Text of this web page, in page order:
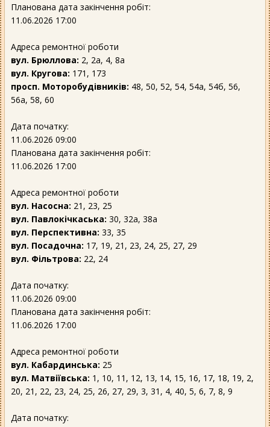
Планована дата закінчення робіт:
11.06.2026 17:00
Адреса ремонтної роботи
вул. Брюллова: 2, 2а, 4, 8а
вул. Кругова: 171, 173
просп. Моторобудівників: 48, 50, 52, 54, 54а, 54б, 56,
56а, 58, 60
Дата початку:
11.06.2026 09:00
Планована дата закінчення робіт:
11.06.2026 17:00
Адреса ремонтної роботи
вул. Насосна: 21, 23, 25
вул. Павлокічкаська: 30, 32а, 38а
вул. Перспективна: 33, 35
вул. Посадочна: 17, 19, 21, 23, 24, 25, 27, 29
вул. Фільтрова: 22, 24
Дата початку:
11.06.2026 09:00
Планована дата закінчення робіт:
11.06.2026 17:00
Адреса ремонтної роботи
вул. Кабардинська: 25
вул. Матвіївська: 1, 10, 11, 12, 13, 14, 15, 16, 17, 18, 19, 2,
20, 21, 22, 23, 24, 25, 26, 27, 29, 3, 31, 4, 40, 5, 6, 7, 8, 9
Дата початку: